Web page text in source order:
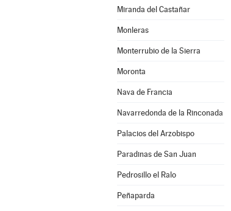
Miranda del Castañar
Monleras
Monterrubio de la Sierra
Moronta
Nava de Francia
Navarredonda de la Rinconada
Palacios del Arzobispo
Paradinas de San Juan
Pedrosillo el Ralo
Peñaparda